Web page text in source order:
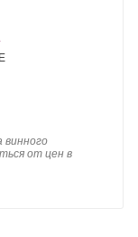
винного
от цен в